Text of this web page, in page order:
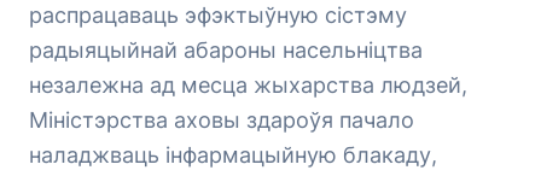
распрацаваць эфэктыўную сістэму
радыяцыйнай абароны насельніцтва
незалежна ад месца жыхарства людзей,
Міністэрства аховы здароўя пачало
наладжваць інфармацыйную блакаду,